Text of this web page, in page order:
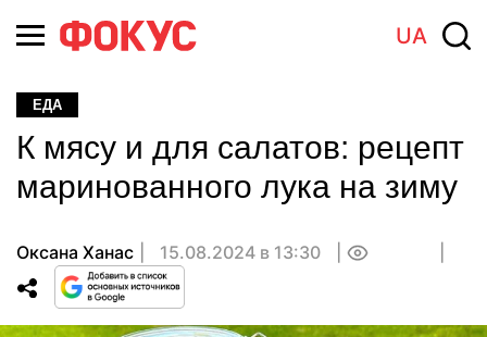
UA
ЕДА
К мясу и для салатов: рецепт
маринованного лука на зиму
Оксана Ханас 15.08.2024 в 13:30